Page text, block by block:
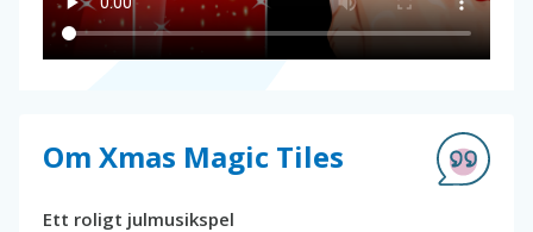
Om Xmas Magic Tiles
Ett roligt julmusikspel